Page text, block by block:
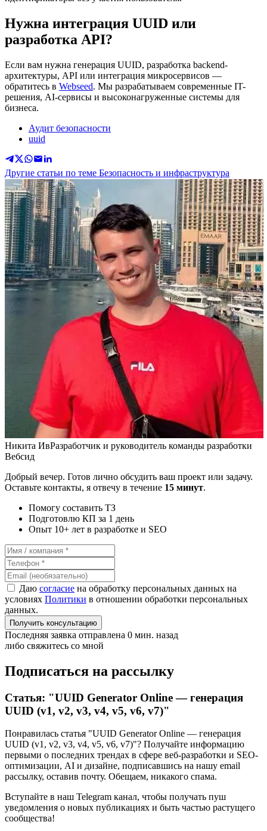
Нужна интеграция UUID или
разработка API?
Если вам нужна генерация UUID, разработка backend-
архитектуры, API или интеграция микросервисов —
обратитесь в Webseed. Мы разрабатываем современные IT-
решения, AI-сервисы и высоконагруженные системы для
бизнеса.
Аудит безопасности
uuid
Другие статьи по теме Безопасность и инфраструктура
Никита ИвРазработчик и руководитель команды разработки
Вебсид
Добрый вечер. Готов лично обсудить ваш проект или задачу.
Оставьте контакты, я отвечу в течение 15 минут.
Помогу составить ТЗ
Подготовлю КП за 1 день
Опыт 10+ лет в разработке и SEO
Даю согласие на обработку персональных данных на
условиях Политики в отношении обработки персональных
данных.
Получить консультацию
Последняя заявка отправлена 0 мин. назад
либо свяжитесь со мной
Подписаться на рассылку
Статья: "UUID Generator Online — генерация
UUID (v1, v2, v3, v4, v5, v6, v7)"
Понравилась статья "UUID Generator Online — генерация
UUID (v1, v2, v3, v4, v5, v6, v7)"? Получайте информацию
первыми о последних трендах в сфере веб-разработки и SEO-
оптимизации, AI и дизайне, подписавшись на нашу email
рассылку, оставив почту. Обещаем, никакого спама.
Вступайте в наш Telegram канал, чтобы получать пуш
уведомления о новых публикациях и быть частью растущего
сообщества!